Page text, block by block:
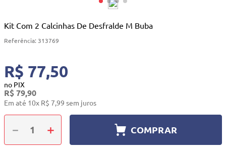
Kit Com 2 Calcinhas De Desfralde M Buba
Referência: 313769
R$ 77,50
no PIX
R$79,90
Em até 10x R$ 7,99 sem juros
＋
－ COMPRAR
º
4
cosmetico
10
mesa dobrável notebook